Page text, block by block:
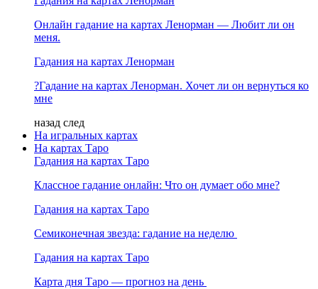
Онлайн гадание на картах Ленорман — Любит ли он
меня.
Гадания на картах Ленорман
?Гадание на картах Ленорман. Хочет ли он вернуться ко
мне
назад след
На игральных картах
На картах Таро
Гадания на картах Таро
Классное гадание онлайн: Что он думает обо мне?
Гадания на картах Таро
Семиконечная звезда: гадание на неделю
Гадания на картах Таро
Карта дня Таро — прогноз на день